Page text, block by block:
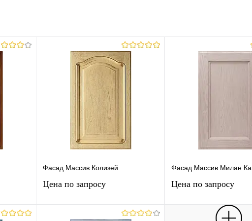
В избранное В наличии
Фасад Массив Колизей
Цена по запросу
Запросить цену
Фасад Массив Милан
Цена по запросу
Запросить